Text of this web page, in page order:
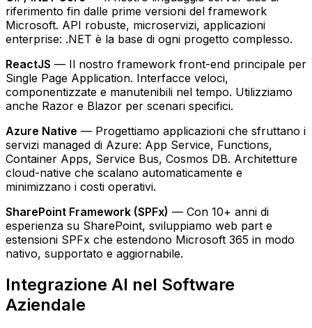
riferimento fin dalle prime versioni del framework
Microsoft. API robuste, microservizi, applicazioni
enterprise: .NET è la base di ogni progetto complesso.
ReactJS — Il nostro framework front-end principale per
Single Page Application. Interfacce veloci,
componentizzate e manutenibili nel tempo. Utilizziamo
anche Razor e Blazor per scenari specifici.
Azure Native — Progettiamo applicazioni che sfruttano i
servizi managed di Azure: App Service, Functions,
Container Apps, Service Bus, Cosmos DB. Architetture
cloud-native che scalano automaticamente e
minimizzano i costi operativi.
SharePoint Framework (SPFx) — Con 10+ anni di
esperienza su SharePoint, sviluppiamo web part e
estensioni SPFx che estendono Microsoft 365 in modo
nativo, supportato e aggiornabile.
Integrazione AI nel Software
Aziendale